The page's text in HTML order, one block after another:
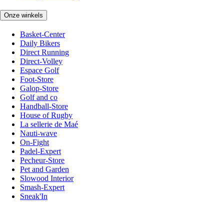
Onze winkels
Basket-Center
Daily Bikers
Direct Running
Direct-Volley
Espace Golf
Foot-Store
Galop-Store
Golf and co
Handball-Store
House of Rugby
La sellerie de Maé
Nauti-wave
On-Fight
Padel-Expert
Pecheur-Store
Pet and Garden
Slowood Interior
Smash-Expert
Sneak'In